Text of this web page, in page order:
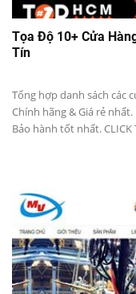
Tọa Độ 10+ Cửa
Tín
Tổng hợp danh sách các
Chính hãng & Giá rẻ
Bảo hành tốt nhất.